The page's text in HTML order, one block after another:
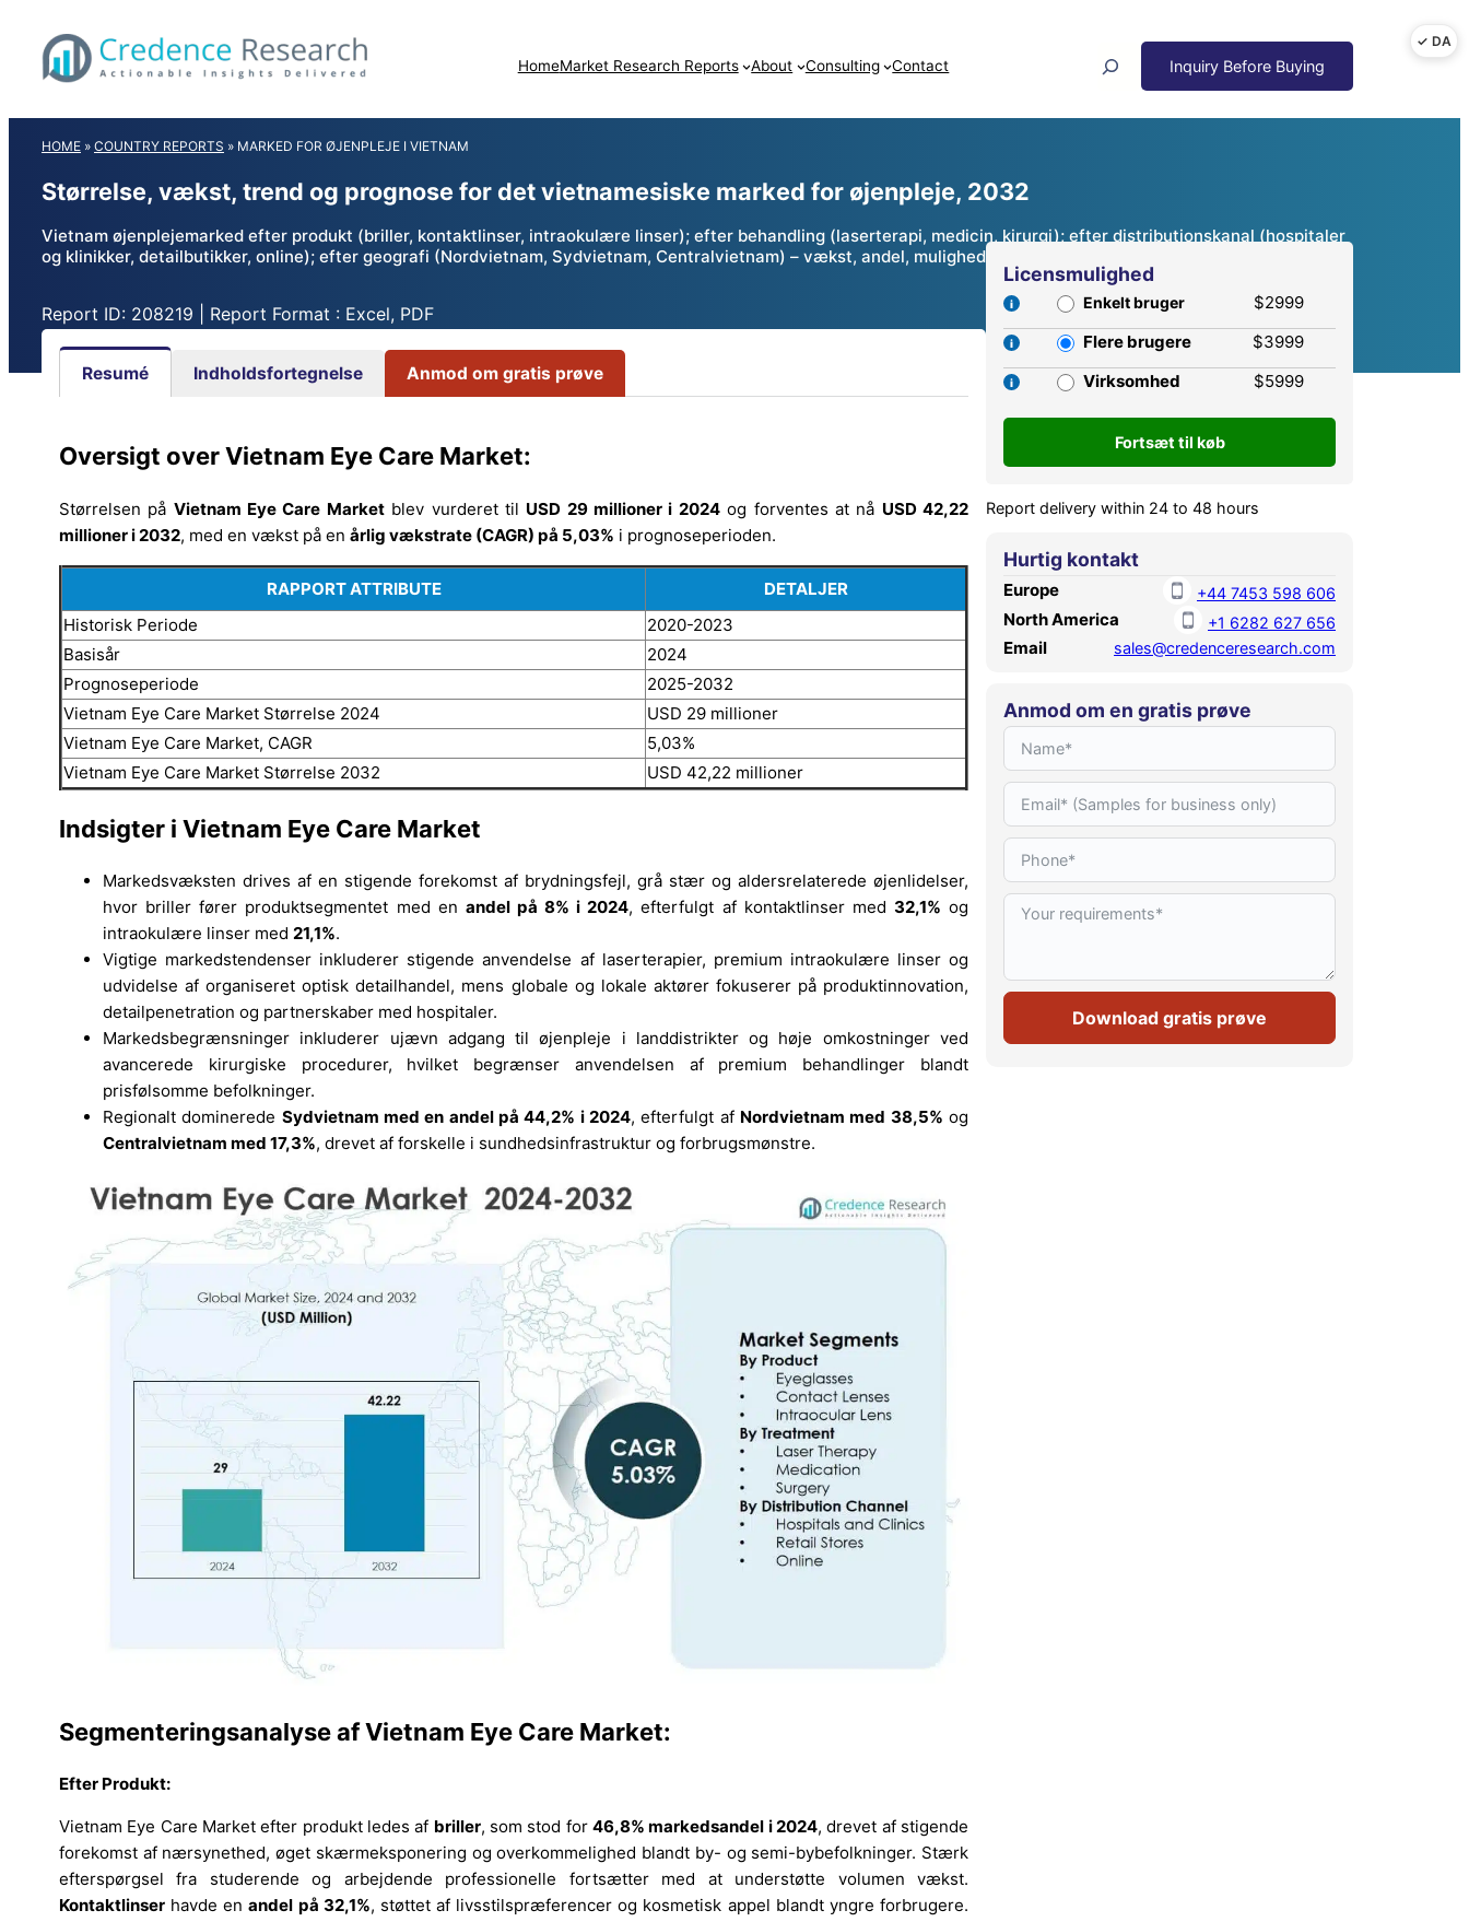
content
HomeMarket Research Reports About Consulting Contact
HOME » COUNTRY REPORTS » MARKED FOR ØJENPLEJE I VIETNAM
Størrelse, vækst, trend og prognose for det vietnamesiske marked for øjenpleje, 2032
Vietnam øjenplejemarked efter produkt (briller, kontaktlinser, intraokulære linser); efter behandling (laserterapi, medicin, kirurgi); efter distributionskanal (hospitaler
og klinikker, detailbutikker, online); efter geografi (Nordvietnam, Sydvietnam, Centralvietnam) – vækst, andel, muligheder og konkurrenceanalyse, 2024 – 2032
Report ID: 208219 | Report Format : Excel, PDF
Resumé Indholdsfortegnelse Anmod om gratis prøve
Oversigt over Vietnam Eye Care Market:
Størrelsen på Vietnam Eye Care Marketblev vurderet til USD 29 millioner i 2024og forventes at nå USD 42,22
millioner i 2032, med en vækst på en årlig vækstrate (CAGR) på 5,03% i prognoseperioden.
RAPPORT ATTRIBUTE
DETALJER
Historisk Periode
2020-2023
Basisår
2024
Prognoseperiode
2025-2032
Vietnam Eye Care Market Størrelse 2024
USD 29 millioner
Vietnam Eye Care Market, CAGR
5,03%
Vietnam Eye Care Market Størrelse 2032
USD 42,22 millioner
Indsigter i Vietnam Eye Care Market
Markedsvæksten drives af en stigende forekomst af brydningsfejl, grå stær og aldersrelaterede øjenlidelser,
hvor briller fører produktsegmentet med en andel på 8% i 2024, efterfulgt af kontaktlinser med 32,1% og
intraokulære linser med 21,1%.
Vigtige markedstendenser inkluderer stigende anvendelse af laserterapier, premium intraokulære linser og
udvidelse af organiseret optisk detailhandel, mens globale og lokale aktører fokuserer på produktinnovation,
detailpenetration og partnerskaber med hospitaler.
Markedsbegrænsninger inkluderer ujævn adgang til øjenpleje i landdistrikter og høje omkostninger ved
avancerede kirurgiske procedurer, hvilket begrænser anvendelsen af premium behandlinger blandt
prisfølsomme befolkninger.
Regionalt dominerede Sydvietnam med en andel på 44,2% i 2024, efterfulgt af Nordvietnam med 38,5% og
Centralvietnam med 17,3%, drevet af forskelle i sundhedsinfrastruktur og forbrugsmønstre.
Segmenteringsanalyse af Vietnam Eye Care Market:
Efter Produkt:
Vietnam Eye Care Market efter produkt ledes af briller, som stod for46,8% markedsandel i 2024, drevet af stigende
forekomst af nærsynethed, øget skærmeksponering og overkommelighed blandt by- og semi-bybefolkninger. Stærk
efterspørgsel fra studerende og arbejdende professionelle fortsætter med at understøtte volumen vækst.
Kontaktlinser havde enandel på 32,1%, støttet af livsstilspræferencer og kosmetisk appel blandt yngre forbrugere.
Licensmulighed
Enkelt bruger
$2999
Flere brugere
$3999
Virksomhed
$5999
Report delivery within 24 to 48 hours
Hurtig kontakt
Europe +44 7453 598 606
North America +1 6282 627 656
Email sales@credenceresearch.com
Anmod om en gratis prøve
Download gratis prøve